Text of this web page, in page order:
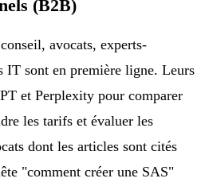
(B2B)
avocats, experts-
IT sont en première ligne. Leurs
et Perplexity pour comparer
les tarifs et évaluer les
dont les articles sont cités
"comment créer une SAS"